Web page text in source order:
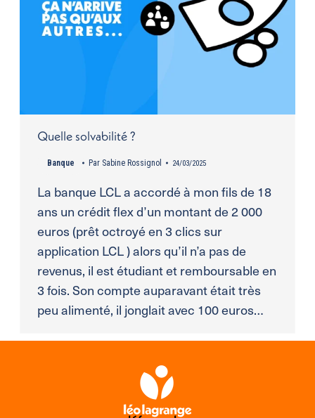
Quelle solvabilité ?
Banque Par Sabine Rossignol 24/03/2025
La banque LCL a accordé à mon fils de 18
ans un crédit flex d’un montant de 2 000
euros (prêt octroyé en 3 clics sur
application LCL ) alors qu’il n’a pas de
revenus, il est étudiant et remboursable en
3 fois. Son compte auparavant était très
peu alimenté, il jonglait avec 100 euros…